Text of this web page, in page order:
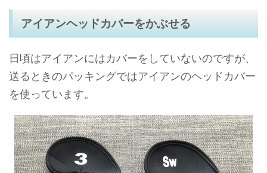
アイアンヘッドカバーをかぶせる
日頃はアイアンにはカバーをしていないのですが、
送るときのパッキングではアイアンのヘッドカバー
を使っています。